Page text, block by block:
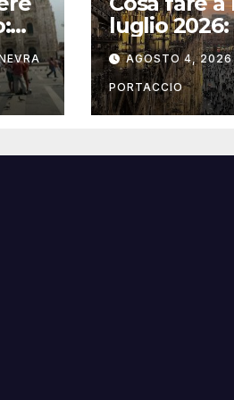
luglio
concerti e
AGOSTO 4,
PORTACCIO